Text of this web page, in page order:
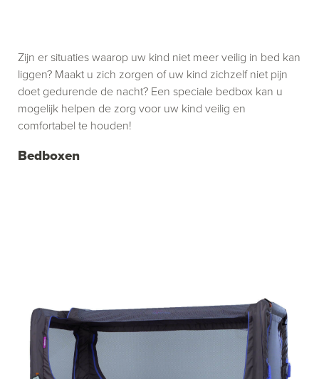
Bedboxen
Zijn er situaties waarop uw kind niet meer veilig in bed kan
liggen? Maakt u zich zorgen of uw kind zichzelf niet pijn
doet gedurende de nacht? Een speciale bedbox kan u
mogelijk helpen de zorg voor uw kind veilig en
comfortabel te houden!